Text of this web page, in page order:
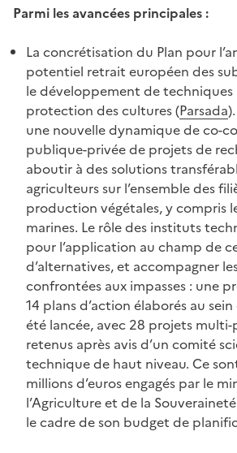
Parmi les avancées principales :
La concrétisation du Plan pour
potentiel retrait européen des
le développement de
protection des cultures (Parsada
une nouvelle dynamique de co-
publique-privée de projets de
aboutir à des solutions
agriculteurs sur l’ensemble des
production végétales, y compris
marines. Le rôle des instituts
pour l’application au champ de
d’alternatives, et accompagner
confrontées aux impasses : une
14 plans d’action élaborés au
été lancée, avec 28 projets
retenus après avis d’un comité
technique de haut niveau. Ce
millions d’euros engagés par le
l’Agriculture et de la
le cadre de son budget de